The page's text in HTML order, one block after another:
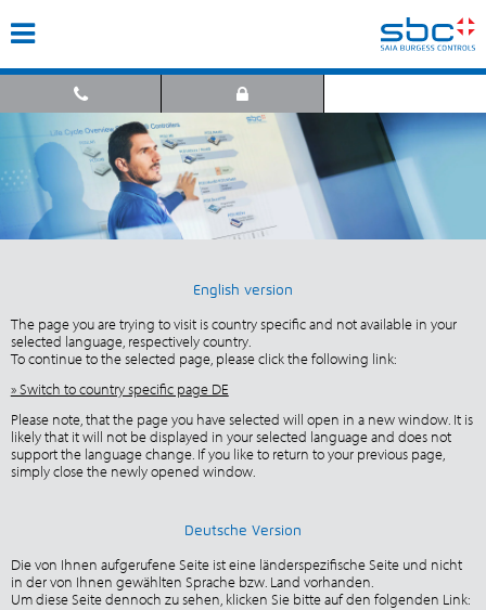
English version
The page you are trying to visit is country specific and not available in your
selected language, respectively country.
To continue to the selected page, please click the following link:
» Switch to country specific page DE
Please note, that the page you have selected will open in a new window. It is
likely that it will not be displayed in your selected language and does not
support the language change. If you like to return to your previous page,
simply close the newly opened window.
Deutsche Version
Die von Ihnen aufgerufene Seite ist eine länderspezifische Seite und nicht
in der von Ihnen gewählten Sprache bzw. Land vorhanden.
Um diese Seite dennoch zu sehen, klicken Sie bitte auf den folgenden Link: